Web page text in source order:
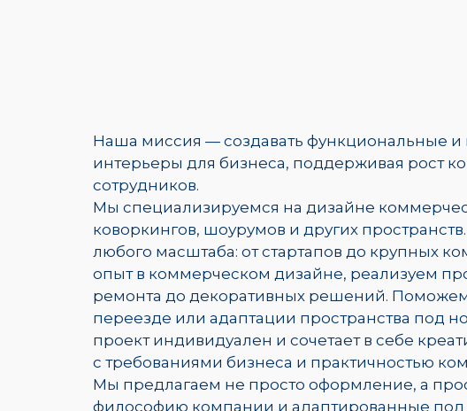
Наша миссия — создавать функциональные
интерьеры для бизнеса, поддерживая рост
сотрудников.
Мы специализируемся на дизайне
коворкингов, шоурумов и других
любого масштаба: от стартапов до крупных
опыт в коммерческом дизайне, реализуем
ремонта до декоративных решений.
переезде или адаптации пространства под
проект индивидуален и сочетает в себе
с требованиями бизнеса и практичностью
Мы предлагаем не просто оформление, а
философию компании и адаптированные под